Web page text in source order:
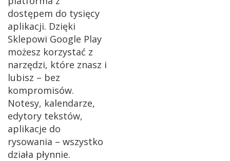
dostępem do tysięcy
aplikacji. Dzięki
Sklepowi Google Play
możesz korzystać z
narzędzi, które znasz i
lubisz – bez
kompromisów.
Notesy, kalendarze,
edytory tekstów,
aplikacje do
rysowania – wszystko
działa płynnie.